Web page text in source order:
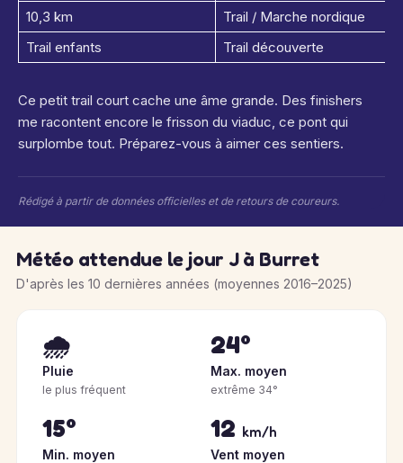
10,3 km
Trail / Marche nordique
Trail enfants
Trail découverte
Ce petit trail court cache une âme grande. Des finishers
me racontent encore le frisson du viaduc, ce pont qui
surplombe tout. Préparez-vous à aimer ces sentiers.
Rédigé à partir de données officielles et de retours de coureurs.
Météo attendue le jour J à Burret
D'après les 10 dernières années (moyennes 2016–2025)
🌧️
Pluie
le plus fréquent
24°
Max. moyen
extrême 34°
15°
Min. moyen
12 km/h
Vent moyen